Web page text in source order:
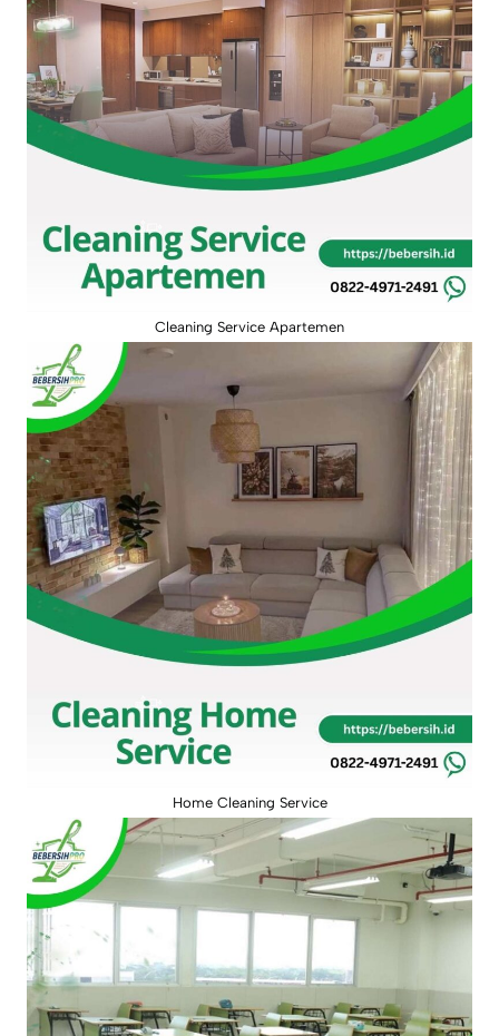
Cleaning Service Apartemen
Home Cleaning Service